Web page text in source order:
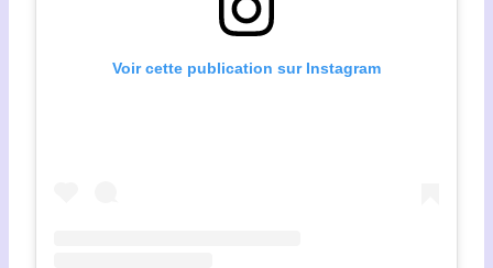
Voir cette publication sur Instagram